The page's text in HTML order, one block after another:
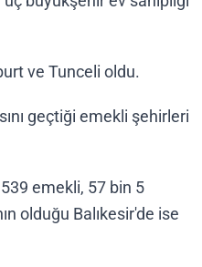
ve Tunceli oldu.
geçtiği emekli şehirleri
emekli, 57 bin 5
olduğu Balıkesir'de ise